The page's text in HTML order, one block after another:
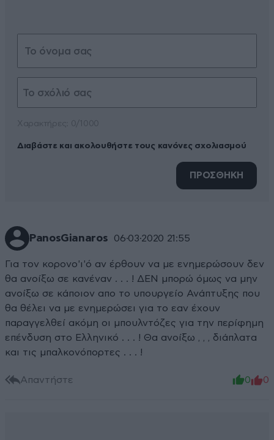
Διαβάστε και ακολουθήστε τους κανόνες σχολιασμού
ΠΡΟΣΘΗΚΗ
PanosGianaros 06·03·2020 21:55
Για τον κορονο'ι'ό αν έρθουν να με ενημερώσουν δεν
θα ανοίξω σε κανέναν . . . ! ΔΕΝ μπορώ όμως να μην
ανοίξω σε κάποιον απο το υπουργείο Ανάπτυξης που
θα θέλει να με ενημερώσει για το εαν έχουν
παραγγελθεί ακόμη οι μπουλντόζες για την περίφημη
επένδυση στο Ελληνικό . . . ! Θα ανοίξω , , , διάπλατα
και τις μπαλκονόπορτες . . . !
Απαντήστε 0 0